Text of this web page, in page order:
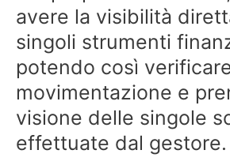
avere la visibilità
singoli strumenti
potendo così
movimentazione e
visione delle singole
effettuate dal gestore.